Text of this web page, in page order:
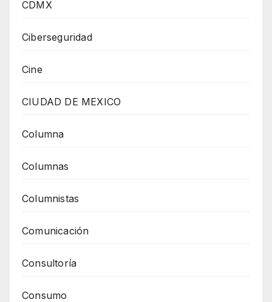
CDMX
Ciberseguridad
Cine
CIUDAD DE MEXICO
Columna
Columnas
Columnistas
Comunicación
Consultoría
Consumo